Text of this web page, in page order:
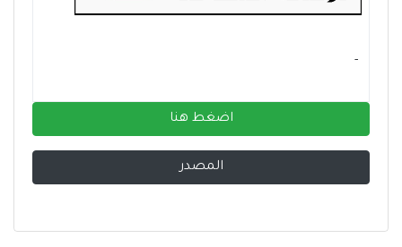
- ‏
اضغط هنا
المصدر